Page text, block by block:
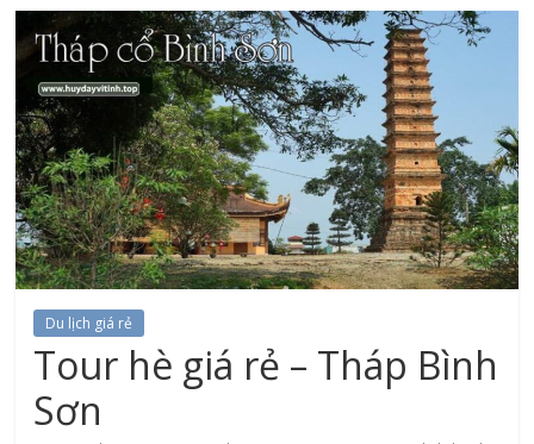
Du lịch giá rẻ
Tour hè giá rẻ – Tháp Bình
Sơn